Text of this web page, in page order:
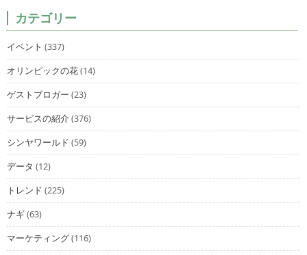
カテゴリー
イベント (337)
オリンピックの花(14)
ゲストブロガー (23)
サービスの紹介(376)
シンヤワールド (59)
データ (12)
トレンド (225)
ナギ(63)
マーケティング(116)